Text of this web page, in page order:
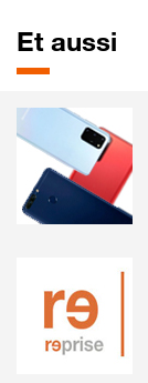
Et aussi